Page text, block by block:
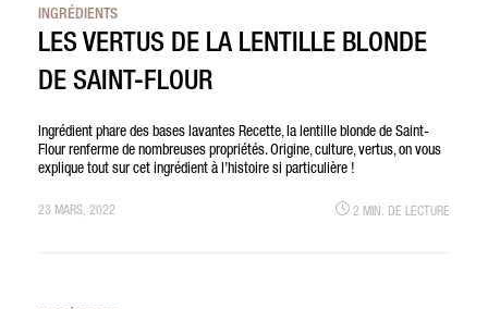
INGRÉDIENTS
LES VERTUS DE LA LENTILLE BLONDE
DE SAINT-FLOUR
Ingrédient phare des bases lavantes Recette, la lentille blonde de Saint-
Flour renferme de nombreuses propriétés. Origine, culture, vertus, on vous
explique tout sur cet ingrédient à l’histoire si particulière !
23 MARS, 2022 2 MIN. DE LECTURE